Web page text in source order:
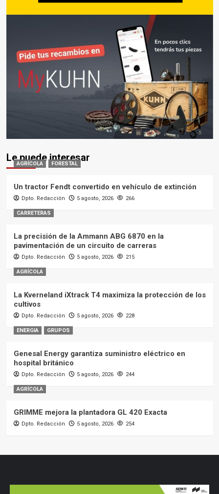
Le puede interesar
AGRÍCOLA FORESTAL
Un tractor Fendt convertido en vehículo de extinción
Dpto. Redacción 5 agosto, 2026 266
CARRETERAS
La precisión de la Ammann ABG 6870 en la
pavimentación de un circuito de carreras
Dpto. Redacción 5 agosto, 2026 215
AGRÍCOLA
La Kverneland iXtrack T4 maximiza la protección de los
cultivos
Dpto. Redacción 5 agosto, 2026 228
ENERGIA GRUPOS
Genesal Energy garantiza suministro eléctrico en
hospital británico
Dpto. Redacción 5 agosto, 2026 244
AGRÍCOLA
GRIMME mejora la plantadora GL 420 Exacta
Dpto. Redacción 5 agosto, 2026 254